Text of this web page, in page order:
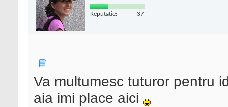
Reputatie: 37
Va multumesc tuturor pentru
aia imi place aici